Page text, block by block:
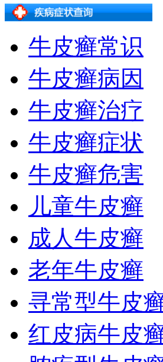
牛皮癣常识
牛皮癣病因
牛皮癣治疗
牛皮癣症状
牛皮癣危害
儿童牛皮癣
成人牛皮癣
老年牛皮癣
寻常型牛皮
红皮病牛皮